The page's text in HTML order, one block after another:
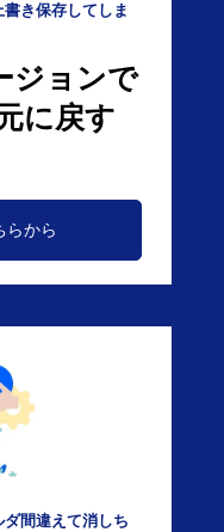
き保存してしま
ジョンで
に戻す
らから
間違えて消しち